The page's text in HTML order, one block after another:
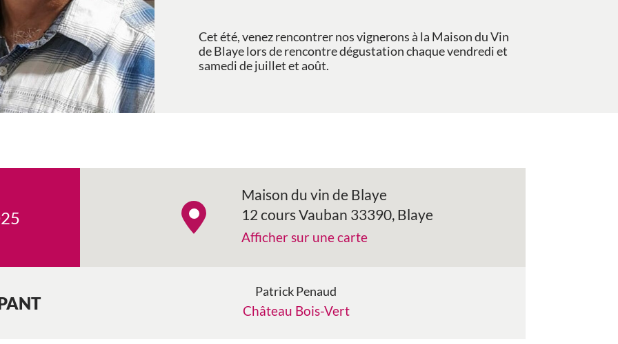
Cet été, venez rencontrer nos vignerons à la Maison du Vin
de Blaye lors de rencontre dégustation chaque vendredi et
samedi de juillet et août.
Maison du vin de Blaye
12 cours Vauban 33390, Blaye
Afficher sur une carte
Patrick Penaud
Château Bois-Vert